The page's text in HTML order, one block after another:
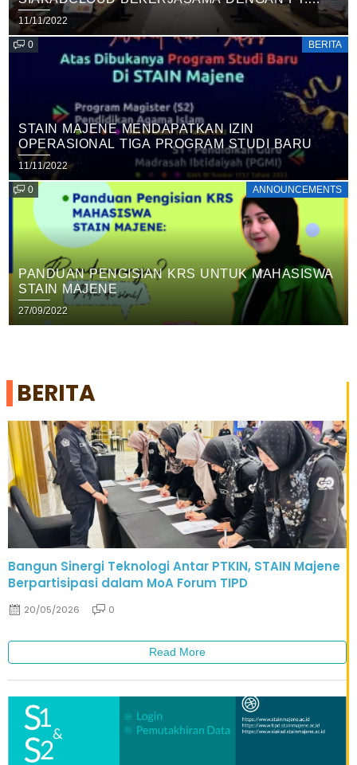
SENTRA VIDYA UTAMA
11/11/2022
0 BERITA
STAIN MAJENE MENDAPATKAN IZIN
OPERASIONAL TIGA PROGRAM STUDI BARU
11/11/2022
0 ANNOUNCEMENTS
PANDUAN PENGISIAN KRS UNTUK MAHASISWA
STAIN MAJENE
27/09/2022
BERITA
Bangun Sinergi Teknologi Antar PTKIN, STAIN Majene
Berpartisipasi dalam MoA Forum TIPD
20/05/2026 0
Read More